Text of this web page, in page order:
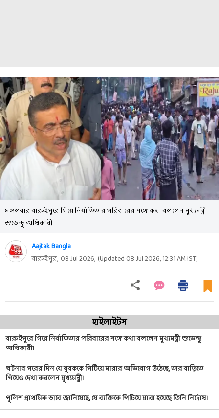
মঙ্গলবার বারুইপুরে গিয়ে নির্যাতিতার পরিবারের সঙ্গে কথা বললেন মুখ্যমন্ত্রী
শুভেন্দু অধিকারী
Aajtak Bangla
বারুইপুর, 08 Jul 2026, (Updated 08 Jul 2026, 12:31 AMIST)
হাইলাইটস
বারুইপুরে গিয়ে নির্যাতিতার পরিবারের সঙ্গে কথা বললেন মুখ্যমন্ত্রী শুভেন্দু
অধিকারী।
ঘটনার পরের দিন যে যুবককে পিটিয়ে মারার অভিযোগ উঠেছে, তার বাড়িতে
গিয়েও দেখা করলেন মুখ্যমন্ত্রী।
পুলিশ প্রাথমিক ভাবে জানিয়েছে, যে ব্যক্তিকে পিটিয়ে মারা হয়েছে তিনি নির্দোষ।